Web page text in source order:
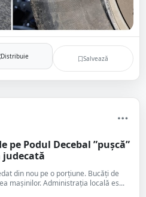
Distribuie Salvează
pe Podul Decebal ”pușcă”
din nou pe o porțiune. Bucăți de
mașinilor. Administrația locală es...